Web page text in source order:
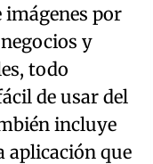
imágenes por
y
todo
de usar del
incluye
aplicación que